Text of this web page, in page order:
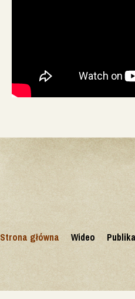
Strona główna Wideo